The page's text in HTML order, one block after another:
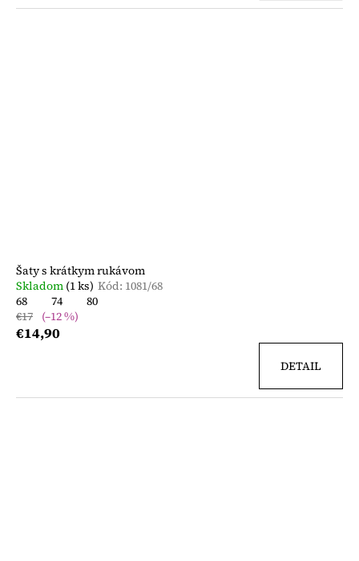
Šaty s krátkym rukávom
Skladom (1 ks) Kód: 1081/68
68
74
80
€17 (–12 %)
€14,90
DETAIL